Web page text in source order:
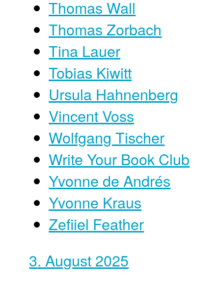
Thomas Wall
Thomas Zorbach
Tina Lauer
Tobias Kiwitt
Ursula Hahnenberg
Vincent Voss
Wolfgang Tischer
Write Your Book Club
Yvonne de Andrés
Yvonne Kraus
Zefiiel Feather
3. August 2025